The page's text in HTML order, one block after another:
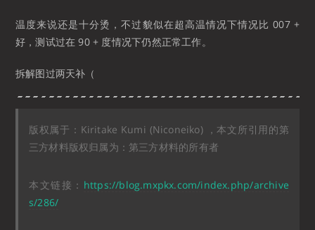
温度来说还是十分烫，不过貌似在超高温情况下情况比 007 +
好，测试过在 90 + 度情况下仍然正常工作。
拆解图过两天补（
版权属于：Kiritake Kumi (Niconeiko) ，本文所引用的第
三方材料版权归属为：第三方材料的所有者
本文链接： https://blog.mxpkx.com/index.php/archive
s/286/